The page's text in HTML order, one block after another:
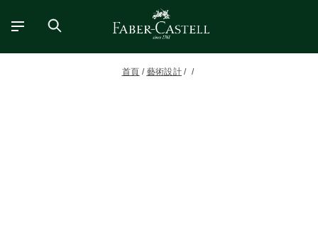
首頁 藝術設計